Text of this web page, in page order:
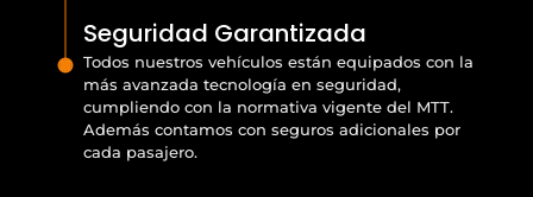
Seguridad Garantizada
Todos nuestros vehículos están equipados con la
más avanzada tecnología en seguridad,
cumpliendo con la normativa vigente del MTT.
Además contamos con seguros adicionales por
cada pasajero.